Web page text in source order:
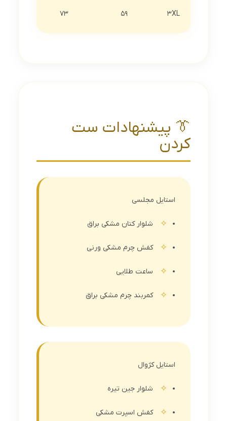
3XL
59
73
👔 پیشنهادات ست
کردن
استایل مجلسی
شلوار کتان مشکی براق
کفش چرم مشکی ورنی
ساعت طلایی
کمربند چرم مشکی براق
استایل کژوال
شلوار جین تیره
کفش اسپرت مشکی